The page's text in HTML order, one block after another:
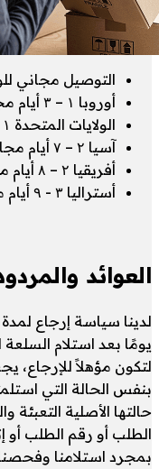
التوصيل مجاني
أوروبا ۱ – ۳ أيام مجاناً
الولايات المتحدة ۱ – ۶ أيام مجاناً
آسيا ۲ – ۷ أيام مجاناً
أفريقيا ۲ – ۸ أيام مجاناً
أستراليا ۳ - ۹ أيام مجانًا
العوائد
يومًا بعد استلام
لتكون مؤهلاً للإرجاع،
بنفس الحالة التي
حالتها الأصلية التعبئة
الطلب أو رقم الطلب أو
بمجرد استلامنا